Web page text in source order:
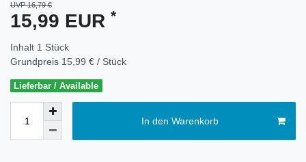
UVP 16,79 €
15,99 EUR *
Inhalt 1 Stück
Grundpreis 15,99 € / Stück
Lieferbar / Available
In den Warenkorb